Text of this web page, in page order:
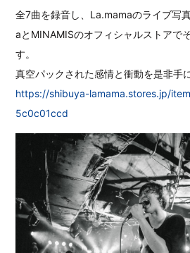
全7曲を録音し、La.mamaのライブ写
aとMINAMISのオフィシャルストアで
す。
真空パックされた感情と衝動を是非手
https://shibuya-lamama.stores.jp/
5c0c01ccd